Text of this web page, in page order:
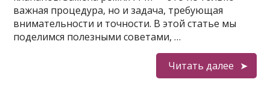
важная процедура, но и задача, требующая
внимательности и точности. В этой статье мы
поделимся полезными советами, …
Читать далее